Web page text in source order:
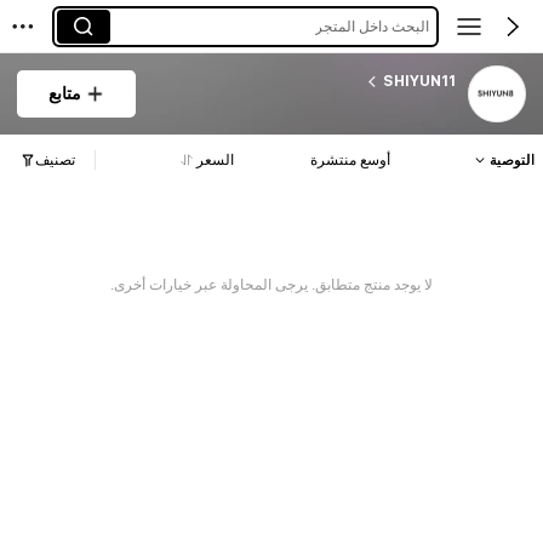
البحث داخل المتجر
SHIYUN11
متابع
التوصية أوسع منتشرة السعر تصنيف
لا يوجد منتج متطابق. يرجى المحاولة عبر خيارات أخرى.